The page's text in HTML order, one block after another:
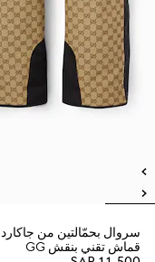
سروال بحمّالتين من جاكارد
قماش تقني بنقش GG